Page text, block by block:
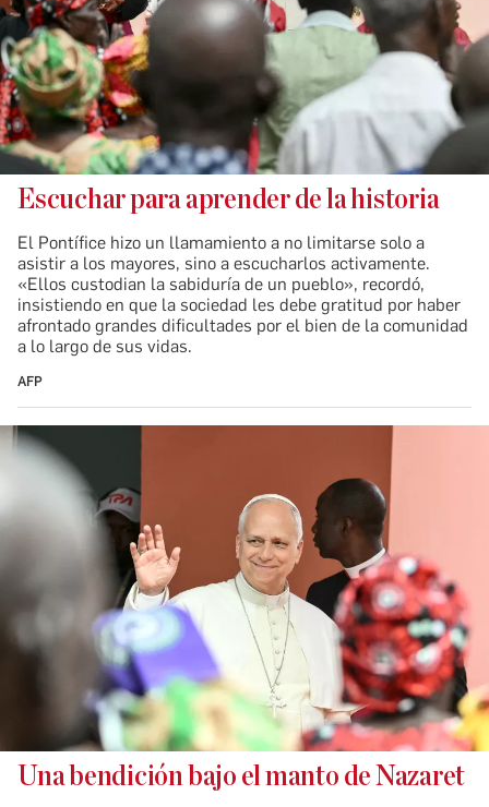
Escuchar para aprender de la historia
El Pontífice hizo un llamamiento a no limitarse solo a
asistir a los mayores, sino a escucharlos activamente.
«Ellos custodian la sabiduría de un pueblo», recordó,
insistiendo en que la sociedad les debe gratitud por haber
afrontado grandes dificultades por el bien de la comunidad
a lo largo de sus vidas.
AFP
Una bendición bajo el manto de Nazaret